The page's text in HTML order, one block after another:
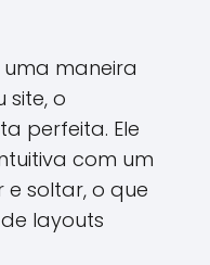
maneira
site, o
perfeita. Ele
com um
soltar, o que
layouts